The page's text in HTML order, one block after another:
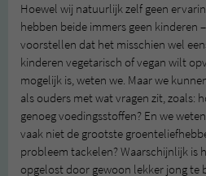
Hoewel wij natuurlijk zelf geen
hebben beide immers geen kinderen
voorstellen dat het misschien wel
kinderen vegetarisch of vegan wilt
mogelijk is, weten we. Maar we
als ouders met wat vragen zit, zoals:
genoeg voedingsstoffen? En we
vaak niet de grootste
probleem tackelen? Waarschijnlijk is
opgelost door gewoon lekker jong te